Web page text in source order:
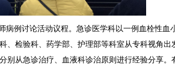
病例讨论活动议程。急诊医学科以一例血栓性血
、 检验科、 药学部、护理部等科室从专科视角出
别从急诊治疗、 血液科诊治原则进行经验分享。